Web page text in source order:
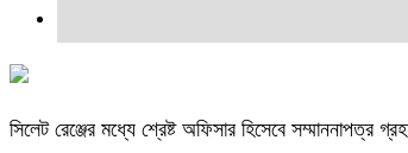
সিলেট রেঞ্জের মধ্যে শ্রেষ্ট অফিসার হিসেবে সম্মাননাপত্র